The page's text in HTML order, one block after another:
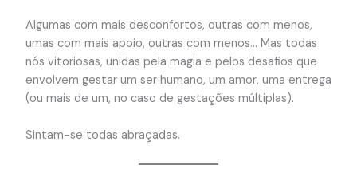
Algumas com mais desconfortos, outras com menos,
umas com mais apoio, outras com menos… Mas todas
nós vitoriosas, unidas pela magia e pelos desafios que
envolvem gestar um ser humano, um amor, uma entrega
(ou mais de um, no caso de gestações múltiplas).
Sintam-se todas abraçadas.